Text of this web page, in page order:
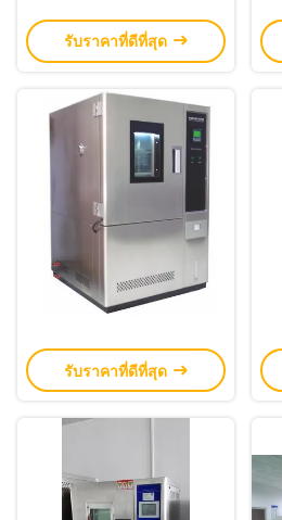
รับราคาที่ดีที่สุด
รับราคาที่ดีที่สุด